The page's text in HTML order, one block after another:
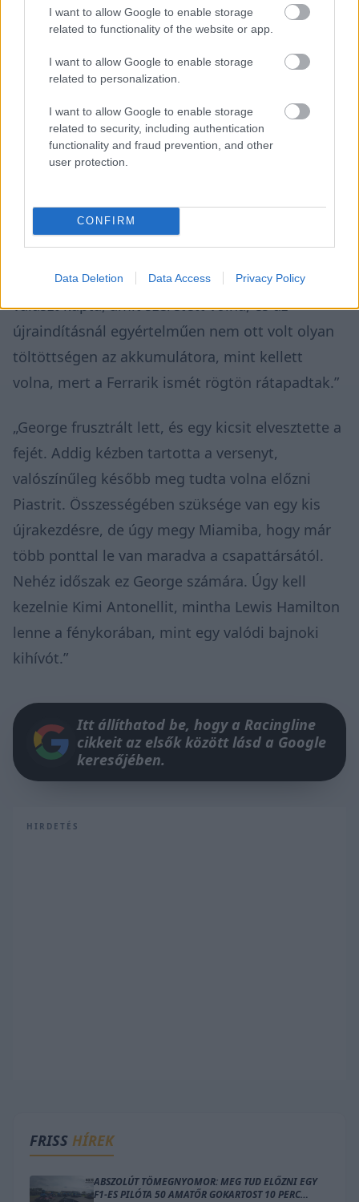
I want to allow Google to enable storage
related to functionality of the website or app.
I want to allow Google to enable storage
related to personalization.
I want to allow Google to enable storage
related to security, including authentication
functionality and fraud prevention, and other
user protection.
CONFIRM
Data Deletion Data Access Privacy Policy
„Az újraindításnál George-ot lenyomták, ahogy
Kínában is – utalt a Bearman balesete után
történtekre a Sky Sports szakkommentátora,
majd kifejtette, szerinte Russellt megzavarta,
megbeszélt forgatókönyvet követte a két autója
között. – [Russell] azt mondta: »Ha van egy
megállapodás, akkor ezt fogjuk csinálni az
újraindításnál? Meg fogjuk ezt tenni?« Nem azt a
választ kapta, amit szeretett volna, és az
újraindításnál egyértelműen nem ott volt olyan
töltöttségen az akkumulátora, mint kellett
volna, mert a Ferrarik ismét rögtön rátapadtak.”
„George frusztrált lett, és egy kicsit elvesztette a
fejét. Addig kézben tartotta a versenyt,
valószínűleg később meg tudta volna előzni
Piastrit. Összességében szüksége van egy kis
újrakezdésre, de úgy megy Miamiba, hogy már
több ponttal le van maradva a csapattársától.
Nehéz időszak ez George számára. Úgy kell
kezelnie Kimi Antonellit, mintha Lewis Hamilton
lenne a fénykorában, mint egy valódi bajnoki
kihívót.”
Itt állíthatod be, hogy a Racingline
cikkeit az elsők között lásd a Google
keresőjében.
HIRDETÉS
FRISS HÍREK
ABSZOLÚT TÖMEGNYOMOR: MEG TUD ELŐZNI EGY
F1-ES PILÓTA 50 AMATŐR GOKARTOST 10 PERC